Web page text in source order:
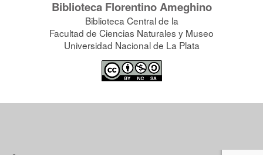
Biblioteca Florentino Ameghino
Biblioteca Central de la
Facultad de Ciencias Naturales y Museo
Universidad Nacional de La Plata